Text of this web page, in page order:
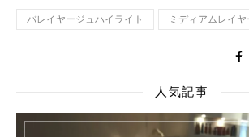
バレイヤージュハイライト ミディアムレイヤ
人気記事